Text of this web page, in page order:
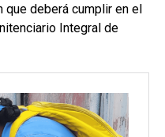
deberá cumplir en el
Integral de